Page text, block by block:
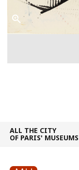
ALL THE CITY
OF PARIS' MUSEUMS